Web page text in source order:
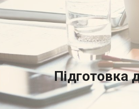
Skip to main content
Підготовка